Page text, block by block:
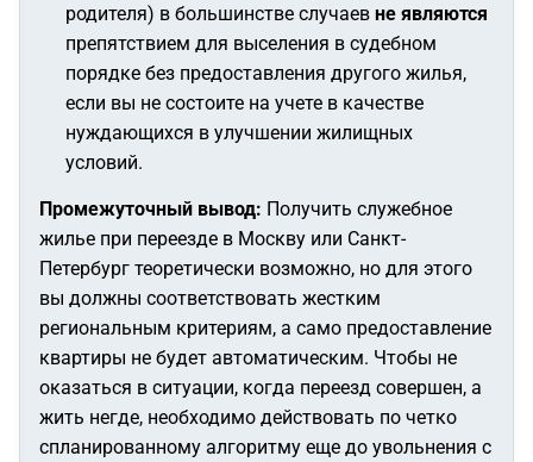
родителя) в большинстве случаев не являются
препятствием для выселения в судебном
порядке без предоставления другого жилья,
если вы не состоите на учете в качестве
нуждающихся в улучшении жилищных
условий.
Промежуточный вывод: Получить служебное
жилье при переезде в Москву или Санкт-
Петербург теоретически возможно, но для этого
вы должны соответствовать жестким
региональным критериям, а само предоставление
квартиры не будет автоматическим. Чтобы не
оказаться в ситуации, когда переезд совершен, а
жить негде, необходимо действовать по четко
спланированному алгоритму еще до увольнения с